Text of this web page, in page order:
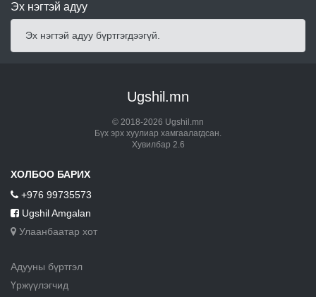
Эх нэгтэй адуу
Эх нэгтэй адуу бүртгэгдээгүй.
Ugshil.mn
© 2018-2026 Ugshil.mn
Бүх эрх хуулиар хамгаалагдсан.
Хувилбар 2.6
ХОЛБОО БАРИХ
+976 99735573
Ugshil Amgalan
Улаанбаатар хот
Адууны бүртгэл
Үржүүлэгчид